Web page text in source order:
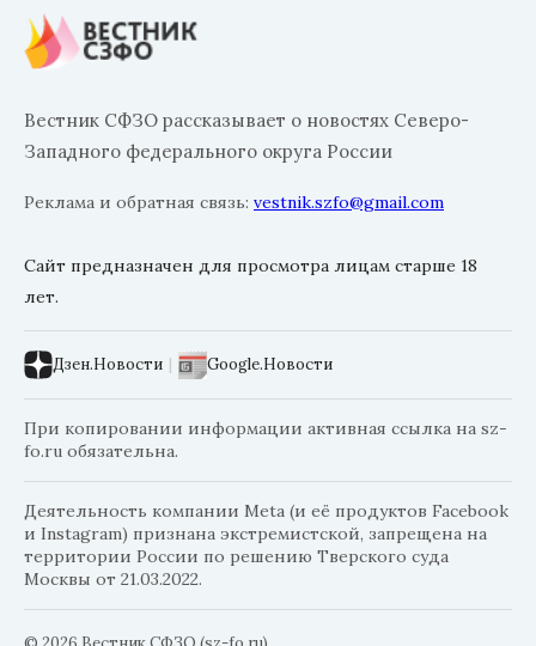
Вестник СФЗО рассказывает о новостях Северо-
Западного федерального округа России
Реклама и обратная связь: vestnik.szfo@gmail.com
Сайт предназначен для просмотра лицам старше 18
лет.
Дзен.Новости | Google.Новости
При копировании информации активная ссылка на sz-
fo.ru обязательна.
Деятельность компании Meta (и её продуктов Facebook
и Instagram) признана экстремистской, запрещена на
территории России по решению Тверского суда
Москвы от 21.03.2022.